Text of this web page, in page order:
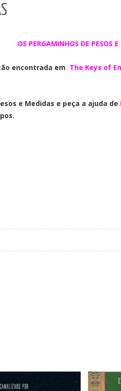
OS PERGAMINHOS DE PESOS
encontrada em The Keys of
e Medidas e peça a ajuda de